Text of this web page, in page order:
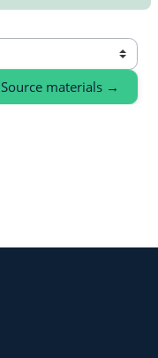
Source materials →